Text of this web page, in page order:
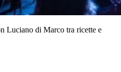
Luciano di Marco tra ricette e